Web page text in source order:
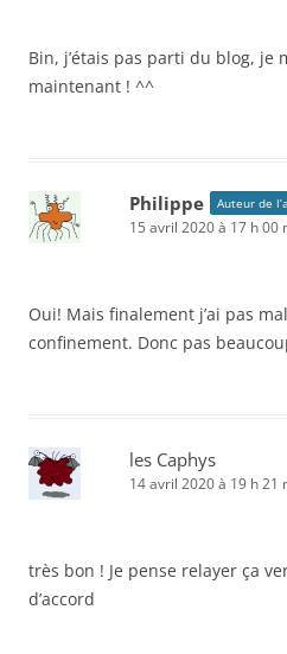
Bin, j’étais pas parti du blog, je
maintenant ! ^^
Philippe Auteur de
15 avril 2020 à 17 h 00
Oui! Mais finalement j’ai pas
confinement. Donc pas
les Caphys
14 avril 2020 à 19 h 21
très bon ! Je pense relayer ça
d’accord